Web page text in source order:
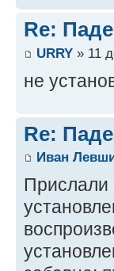
Re:
URRY » 11
не
Re:
Иван
Прислали